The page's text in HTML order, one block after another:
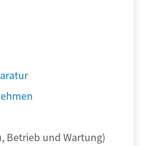
Betrieb und Wartung)